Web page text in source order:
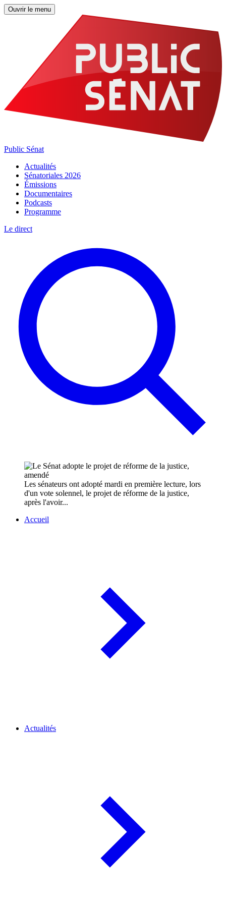
Ouvrir le menu
Public Sénat
Actualités
Sénatoriales 2026
Émissions
Documentaires
Podcasts
Programme
Le direct
Les sénateurs ont adopté mardi en première lecture, lors
d'un vote solennel, le projet de réforme de la justice,
après l'avoir...
Accueil
Actualités